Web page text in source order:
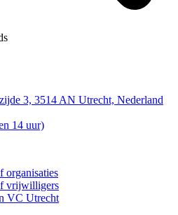
3, 3514 AN Utrecht, Nederland
14 uur)
organisaties
vrijwilligers
VC Utrecht